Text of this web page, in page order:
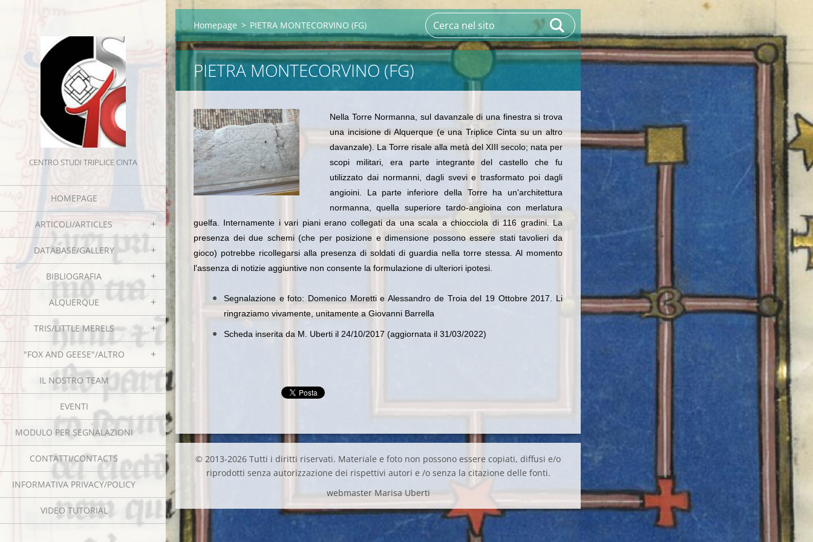
CENTRO STUDI TRIPLICE CINTA
HOMEPAGE
ARTICOLI/ARTICLES
DATABASE/GALLERY
BIBLIOGRAFIA
ALQUERQUE
TRIS/LITTLE MERELS
"FOX AND GEESE"/ALTRO
IL NOSTRO TEAM
EVENTI
MODULO PER SEGNALAZIONI
CONTATTI/CONTACTS
INFORMATIVA PRIVACY/POLICY
VIDEO TUTORIAL
Homepage > PIETRA MONTECORVINO (FG)
PIETRA MONTECORVINO (FG)
Nella Torre Normanna, sul davanzale di una finestra si trova
una incisione di Alquerque (e una Triplice Cinta su un altro
davanzale) . La Torre risale alla metà del XIII secolo; nata per
scopi militari, era parte integrante del castello che fu
utilizzato dai normanni, dagli svevi e trasformato poi dagli
angioini. La parte inferiore della Torre ha un'architettura
normanna, quella superiore tardo-angioina con merlatura
guelfa. Internamente i vari piani erano collegati da una scala a chiocciola di 116 gradini. La
presenza dei due schemi (che per posizione e dimensione possono essere stati tavolieri da
gioco) potrebbe ricollegarsi alla presenza di soldati di guardia nella torre stessa. Al momento
l'assenza di notizie aggiuntive non consente la formulazione di ulteriori ipotesi.
Segnalazione e foto: Domenico Moretti e Alessandro de Troia del 19 Ottobre 2017. Li
ringraziamo vivamente, unitamente a Giovanni Barrella
Scheda inserita da M. Uberti il 24/10/2017 (aggiornata il 31/03/2022)
© 2013-2026 Tutti i diritti riservati. Materiale e foto non possono essere copiati, diffusi e/o
riprodotti senza autorizzazione dei rispettivi autori e /o senza la citazione delle fonti.
webmaster Marisa Uberti